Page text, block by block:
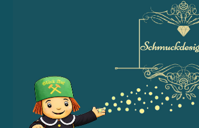
nachladen
nachladen
nachladen